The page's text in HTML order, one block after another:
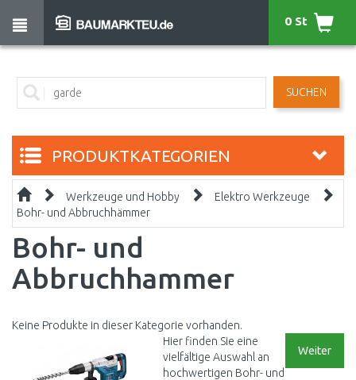
SUCHEN
0 St
PRODUKTKATEGORIEN
Werkzeuge und Hobby
Elektro Werkzeuge
Bohr- und Abbruchhämmer
Bohr- und
Abbruchhammer
Keine Produkte in dieser Kategorie vorhanden.
Weiter
Hier finden Sie eine
vielfältige Auswahl an
hochwertigen Bohr- und